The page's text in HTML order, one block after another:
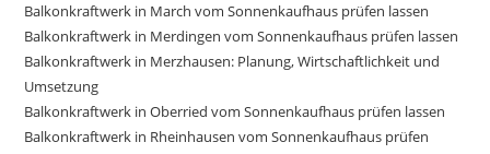
Balkonkraftwerk in March vom Sonnenkaufhaus prüfen lassen
Balkonkraftwerk in Merdingen vom Sonnenkaufhaus prüfen lassen
Balkonkraftwerk in Merzhausen: Planung, Wirtschaftlichkeit und
Umsetzung
Balkonkraftwerk in Oberried vom Sonnenkaufhaus prüfen lassen
Balkonkraftwerk in Rheinhausen vom Sonnenkaufhaus prüfen